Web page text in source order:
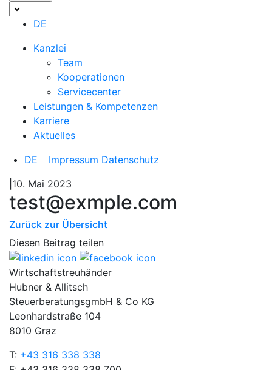
DE
Kanzlei
Team
Kooperationen
Servicecenter
Leistungen & Kompetenzen
Karriere
Aktuelles
DE
Impressum Datenschutz
|10. Mai 2023
test@exmple.com
Zurück zur Übersicht
Diesen Beitrag teilen
Wirtschaftstreuhänder
Hubner & Allitsch
SteuerberatungsgmbH & Co KG
Leonhardstraße 104
8010 Graz
T: +43 316 338 338